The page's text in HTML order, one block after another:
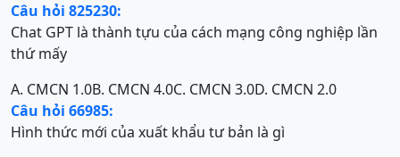
Câu hỏi 825230:
Chat GPT là thành tựu của cách mạng công nghiệp lần
thứ mấy
A. CMCN 1.0B. CMCN 4.0C. CMCN 3.0D. CMCN 2.0
Câu hỏi 66985:
Hình thức mới của xuất khẩu tư bản là gì